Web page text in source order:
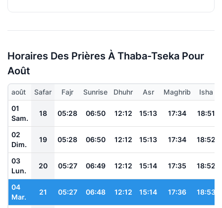
Horaires Des Prières À Thaba-Tseka Pour
Août
août Safar Fajr Sunrise Dhuhr Asr Maghrib
Isha
01
Sam.
18 05:28 06:50 12:12 15:13 17:34 18:51
02
Dim.
19 05:28 06:50 12:12 15:13 17:34 18:52
03
Lun.
20 05:27 06:49 12:12 15:14 17:35 18:52
04
Mar.
21 05:27 06:48 12:12 15:14 17:36 18:53